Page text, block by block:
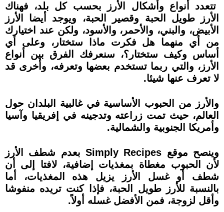
تتعدد أنواع وأشكال الأرز بحسب كل بلد، فهناك
الأرز طويل الحبة وقصير الحبة، ويوجد أيضا الأرز
الأبيض، والبني، والأحمر، والأسود، ولكن عند اختيارك
من أي منهما هل فكرت ماذا ستختار، وعلى أي
أساس وكيف ستختار؟، سنعرفك الفرق بين أنواع
الأرز، والتي ربما تستخدم بعضها وتعرفه، وأخرى قد
لا تعرف عنها شيئا.
والأرز من الحبوب الأساسية في غالبية البلدان حول
العالم، حيث تمت زراعته وتدجينه في إفريقيا وآسيا
وأمريكا الجنوبية والشمالية.
وينصح موقع Simply Recipes بعدم شطف الأرز
لأن الحبوب مغطاة بمغذيات إضافية، لافتا إلى أن
شطف أو غسل الأرز يزيل هذه المغذيات، أما
بالنسبة للأرز طويل الحبة، فإذا كنت تريده منفوشا
وأقل لزوجة، فمن الأفضل غسله أولاً.